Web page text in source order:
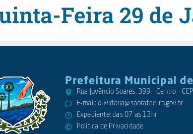
Feira 29 de
Prefeitura Municipal de
Rua Juvêncio Soares, 399 - Centro -
E-mail: ouvidoria@saorafael.rn.gov.br
Expediente: das 07 as 13hr
Política de Privacidade